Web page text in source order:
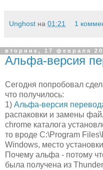
Unghost на 01:21 1
вторник, 17 февраля
Альфа-версия
Сегодня попробовал
что получилось:
1) Альфа-версия
распаковки и замены
chrome каталога
то вроде C:\Program
Windows, место
Почему альфа - потому
была получена из